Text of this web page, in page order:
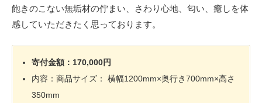
飽きのこない無垢材の佇まい、さわり心地、匂い、癒しを体
感していただきたく思っております。
寄付金額：170,000円
内容：商品サイズ： 横幅1200mm×奥行き700mm×高さ
350mm